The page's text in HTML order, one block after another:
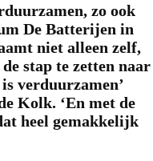
zo ook
De Batterijen in
niet alleen zelf,
stap te zetten naar
verduurzamen’
Kolk. ‘En met de
heel gemakkelijk